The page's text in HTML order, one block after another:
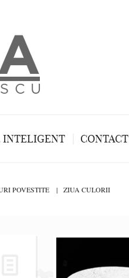
INTELIGENT CONTACT
POVESTITE ZIUA CULORII